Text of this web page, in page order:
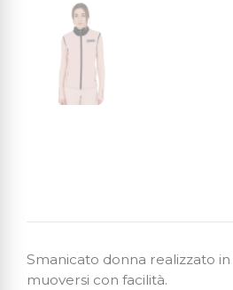
Smanicato donna realizzato in
muoversi con facilità.